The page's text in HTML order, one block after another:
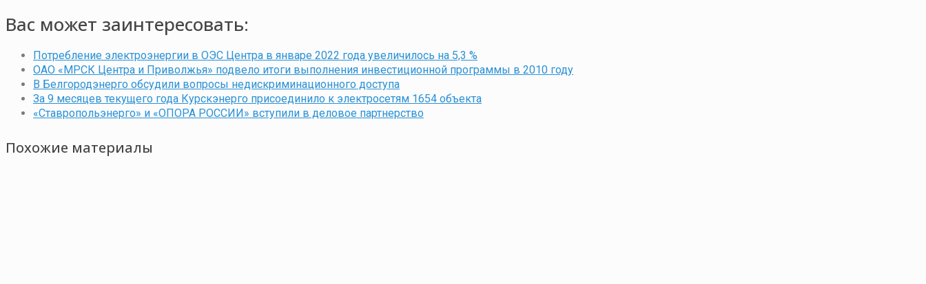
Вас может заинтересовать:
Потребление электроэнергии в ОЭС Центра в январе 2022 года увеличилось на 5,3 %
ОАО «МРСК Центра и Приволжья» подвело итоги выполнения инвестиционной программы в 2010 году
В Белгородэнерго обсудили вопросы недискриминационного доступа
За 9 месяцев текущего года Курскэнерго присоединило к электросетям 1654 объекта
«Ставропольэнерго» и «ОПОРА РОССИИ» вступили в деловое партнерство
Похожие материалы